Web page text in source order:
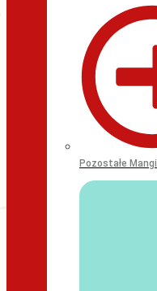
Pozostałe Mangi